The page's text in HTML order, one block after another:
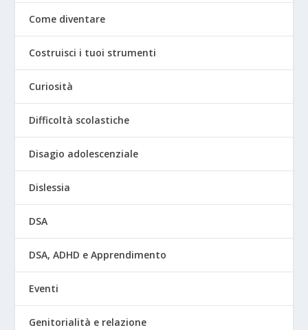
Come diventare
Costruisci i tuoi strumenti
Curiosità
Difficoltà scolastiche
Disagio adolescenziale
Dislessia
DSA
DSA, ADHD e Apprendimento
Eventi
Genitorialità e relazione